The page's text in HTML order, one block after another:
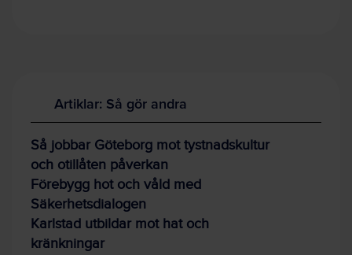
Artiklar: Så gör andra
Så jobbar Göteborg mot tystnadskultur
och otillåten påverkan
Förebygg hot och våld med
Säkerhetsdialogen
Karlstad utbildar mot hat och
kränkningar